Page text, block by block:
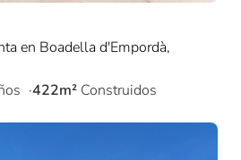
en Boadella d'Empordà,
422m² Construidos